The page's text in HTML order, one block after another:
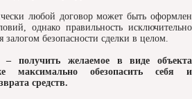
любой договор может быть оформлен
однако правильность исключительно
залогом безопасности сделки в целом.
– получить желаемое в виде объекта
максимально обезопасить себя и
средств.